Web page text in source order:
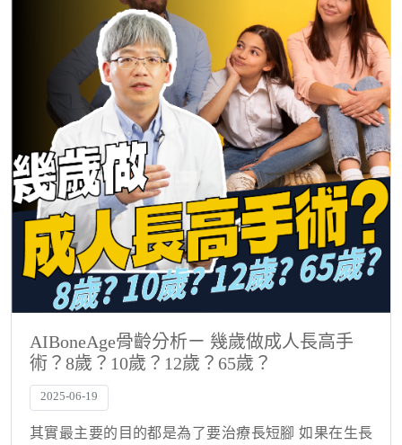
AIBoneAge骨齡分析ㄧ 幾歲做成人長高手
術？8歲？10歲？12歲？65歲？
2025-06-19
其實最主要的目的都是為了要治療長短腳 如果在生長